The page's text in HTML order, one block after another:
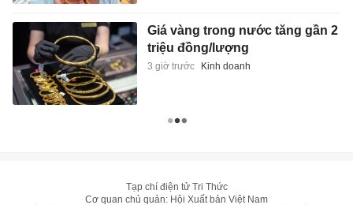
Giá vàng trong nước tăng gần 2
triệu đồng/lượng
3 giờ trước Kinh doanh
Tạp chí điện tử Tri Thức
Cơ quan chủ quản: Hội Xuất bản Việt Nam